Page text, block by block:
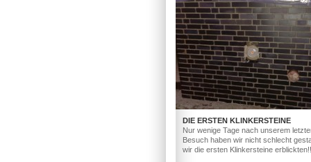
DIE ERSTEN KLINKERSTEINE
Nur wenige Tage nach unserem
Besuch haben wir nicht schlecht
wir die ersten Klinkersteine